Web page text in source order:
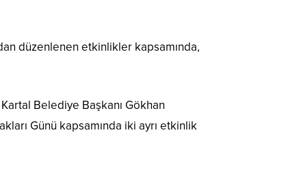
düzenlenen etkinlikler kapsamında,
Belediye Başkanı Gökhan
Günü kapsamında iki ayrı etkinlik